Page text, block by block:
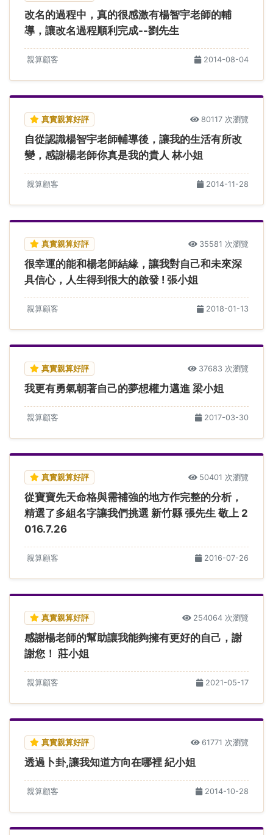
改名的過程中，真的很感激有楊智宇老師的輔
導，讓改名過程順利完成--劉先生
親算顧客 2014-08-04
真實親算好評 80117 次瀏覽
自從認識楊智宇老師輔導後，讓我的生活有所改
變，感謝楊老師你真是我的貴人 林小姐
親算顧客 2014-11-28
真實親算好評 35581 次瀏覽
很幸運的能和楊老師結緣，讓我對自己和未來深
具信心，人生得到很大的啟發 ! 張小姐
親算顧客 2018-01-13
真實親算好評 37683 次瀏覽
我更有勇氣朝著自己的夢想權力邁進 梁小姐
親算顧客 2017-03-30
真實親算好評 50401 次瀏覽
從寶寶先天命格與需補強的地方作完整的分析，
精選了多組名字讓我們挑選 新竹縣 張先生 敬上 2
016.7.26
親算顧客 2016-07-26
真實親算好評 254064 次瀏覽
感謝楊老師的幫助讓我能夠擁有更好的自己，謝
謝您！ 莊小姐
親算顧客 2021-05-17
真實親算好評 61771 次瀏覽
透過卜卦,讓我知道方向在哪裡 紀小姐
親算顧客 2014-10-28